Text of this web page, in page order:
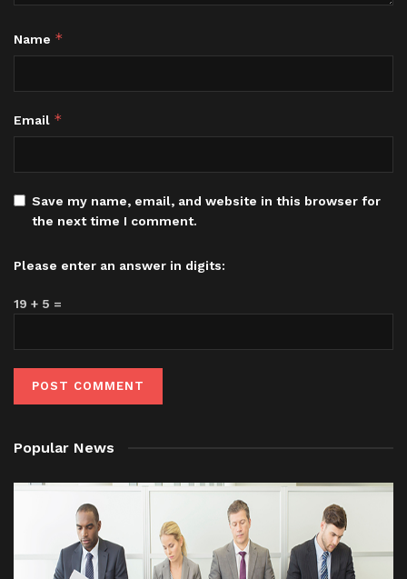
Name *
Email *
Save my name, email, and website in this browser for
the next time I comment.
Please enter an answer in digits:
19 + 5 =
Popular News